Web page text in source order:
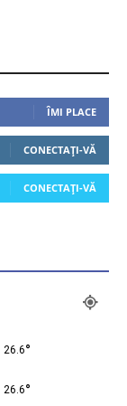
ÎMI PLACE
CONECTAȚI-VĂ
CONECTAȚI-VĂ
26.6°
26.6°